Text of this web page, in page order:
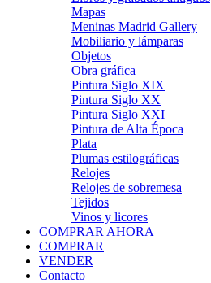
Mapas
Meninas Madrid Gallery
Mobiliario y lámparas
Objetos
Obra gráfica
Pintura Siglo XIX
Pintura Siglo XX
Pintura Siglo XXI
Pintura de Alta Época
Plata
Plumas estilográficas
Relojes
Relojes de sobremesa
Tejidos
Vinos y licores
COMPRAR AHORA
COMPRAR
VENDER
Contacto